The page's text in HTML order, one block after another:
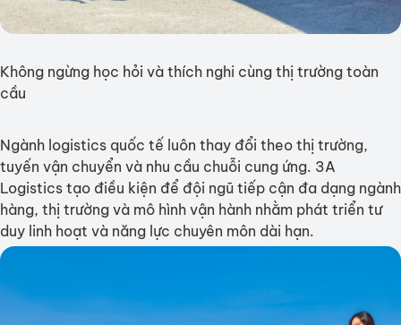
Không ngừng học hỏi và thích nghi cùng thị trường toàn
cầu
Ngành logistics quốc tế luôn thay đổi theo thị trường,
tuyến vận chuyển và nhu cầu chuỗi cung ứng. 3A
Logistics tạo điều kiện để đội ngũ tiếp cận đa dạng ngành
hàng, thị trường và mô hình vận hành nhằm phát triển tư
duy linh hoạt và năng lực chuyên môn dài hạn.